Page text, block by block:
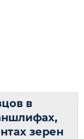
в
зерен